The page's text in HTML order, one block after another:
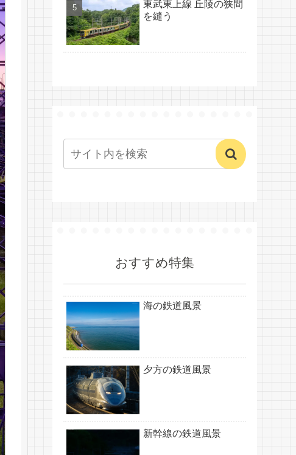
東武東上線 丘陵の狭間
を縫う
おすすめ特集
海の鉄道風景
夕方の鉄道風景
新幹線の鉄道風景